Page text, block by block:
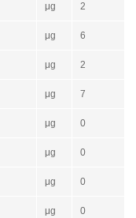
μg 2
μg 6
μg 2
μg 7
μg 0
μg 0
μg 0
μg 0